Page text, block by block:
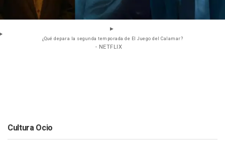
¿Qué depara la segunda temporada de El Juego del Calamar?
- NETFLIX
Cultura Ocio